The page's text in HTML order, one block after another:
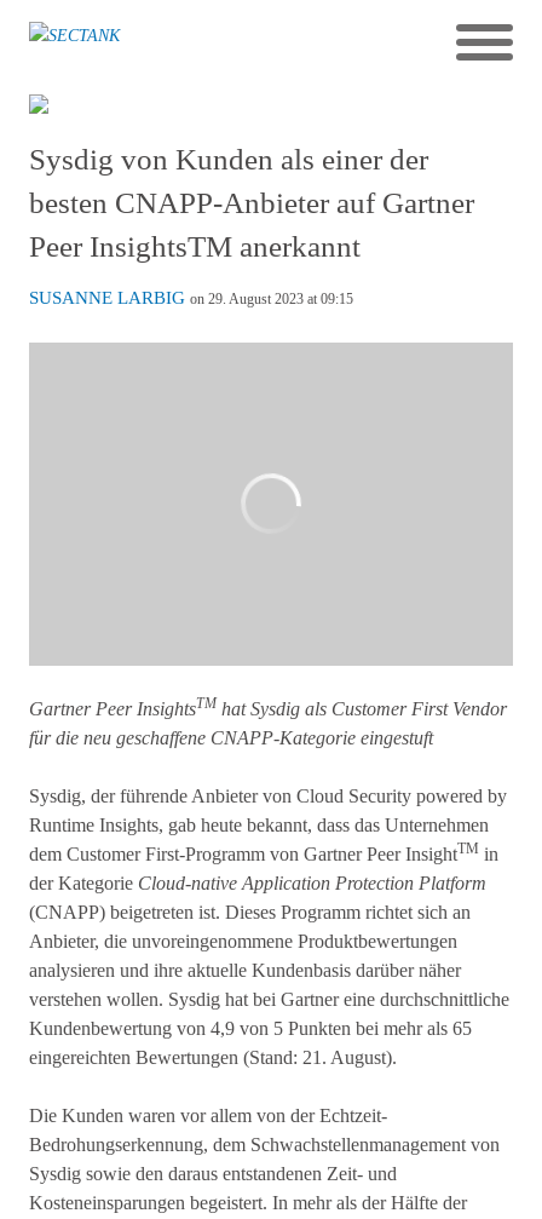
Sysdig von Kunden als einer der
besten CNAPP-Anbieter auf Gartner
Peer InsightsTM anerkannt
SUSANNE LARBIG on 29. August 2023 at 09:15
Gartner Peer InsightsTM hat Sysdig als Customer First Vendor
für die neu geschaffene CNAPP-Kategorie eingestuft
Sysdig, der führende Anbieter von Cloud Security powered by
Runtime Insights, gab heute bekannt, dass das Unternehmen
dem Customer First-Programm von Gartner Peer InsightTM in
der Kategorie Cloud-native Application Protection Platform
(CNAPP) beigetreten ist. Dieses Programm richtet sich an
Anbieter, die unvoreingenommene Produktbewertungen
analysieren und ihre aktuelle Kundenbasis darüber näher
verstehen wollen. Sysdig hat bei Gartner eine durchschnittliche
Kundenbewertung von 4,9 von 5 Punkten bei mehr als 65
eingereichten Bewertungen (Stand: 21. August).
Die Kunden waren vor allem von der Echtzeit-
Bedrohungserkennung, dem Schwachstellenmanagement von
Sysdig sowie den daraus entstandenen Zeit- und
Kosteneinsparungen begeistert. In mehr als der Hälfte der